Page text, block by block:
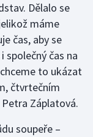
Dělalo se
máme
čas, aby se
společný čas na
to ukázat
čtvrtečním
Záplatová.
soupeře –